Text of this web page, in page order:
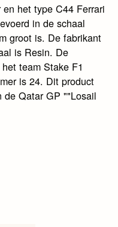
het type C44 Ferrari
in de schaal
groot is. De fabrikant
is Resin. De
team Stake F1
is 24. Dit product
de Qatar GP ""Losail